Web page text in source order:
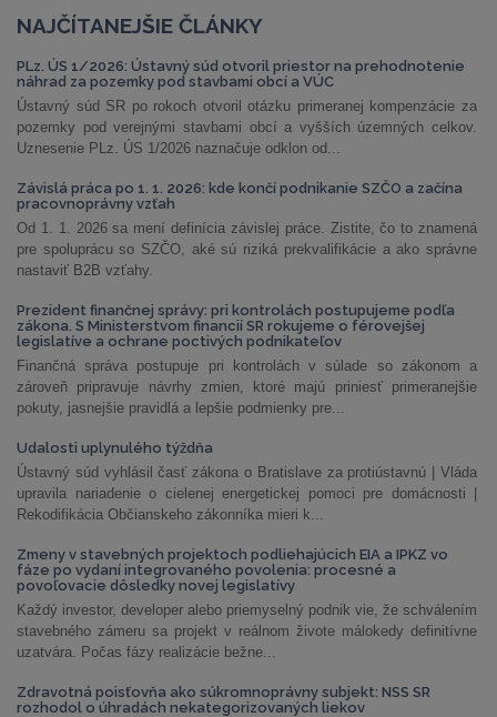
NAJČÍTANEJŠIE ČLÁNKY
PLz. ÚS 1/2026: Ústavný súd otvoril priestor na prehodnotenie
náhrad za pozemky pod stavbami obcí a VÚC
Ústavný súd SR po rokoch otvoril otázku primeranej kompenzácie za
pozemky pod verejnými stavbami obcí a vyšších územných celkov.
Uznesenie PLz. ÚS 1/2026 naznačuje odklon od...
Závislá práca po 1. 1. 2026: kde končí podnikanie SZČO a začína
pracovnoprávny vzťah
Od 1. 1. 2026 sa mení definícia závislej práce. Zistite, čo to znamená
pre spoluprácu so SZČO, aké sú riziká prekvalifikácie a ako správne
nastaviť B2B vzťahy.
Prezident finančnej správy: pri kontrolách postupujeme podľa
zákona. S Ministerstvom financií SR rokujeme o férovejšej
legislatíve a ochrane poctivých podnikateľov
Finančná správa postupuje pri kontrolách v súlade so zákonom a
zároveň pripravuje návrhy zmien, ktoré majú priniesť primeranejšie
pokuty, jasnejšie pravidlá a lepšie podmienky pre...
Udalosti uplynulého týždňa
Ústavný súd vyhlásil časť zákona o Bratislave za protiústavnú | Vláda
upravila nariadenie o cielenej energetickej pomoci pre domácnosti |
Rekodifikácia Občianskeho zákonníka mieri k...
Zmeny v stavebných projektoch podliehajúcich EIA a IPKZ vo
fáze po vydaní integrovaného povolenia: procesné a
povoľovacie dôsledky novej legislatívy
Každý investor, developer alebo priemyselný podnik vie, že schválením
stavebného zámeru sa projekt v reálnom živote málokedy definitívne
uzatvára. Počas fázy realizácie bežne...
Zdravotná poisťovňa ako súkromnoprávny subjekt: NSS SR
rozhodol o úhradách nekategorizovaných liekov